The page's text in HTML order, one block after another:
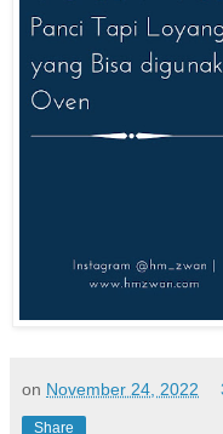
on November 24, 2022
Share